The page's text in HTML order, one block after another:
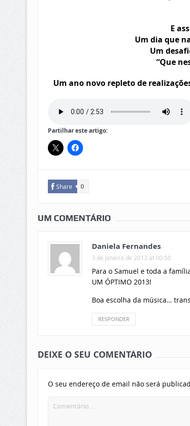
E
Um dia que
Um
“Que
Um ano novo repleto de
Partilhar este artigo:
Share 0
UM COMENTÁRIO
Daniela Fernandes
3 de Janeiro de 2013 at 00:50
Para o Samuel e toda a
UM ÓPTIMO 2013!
Boa escolha da música…
RESPONDER
DEIXE O SEU COMENTÁRIO
O seu endereço de email não será